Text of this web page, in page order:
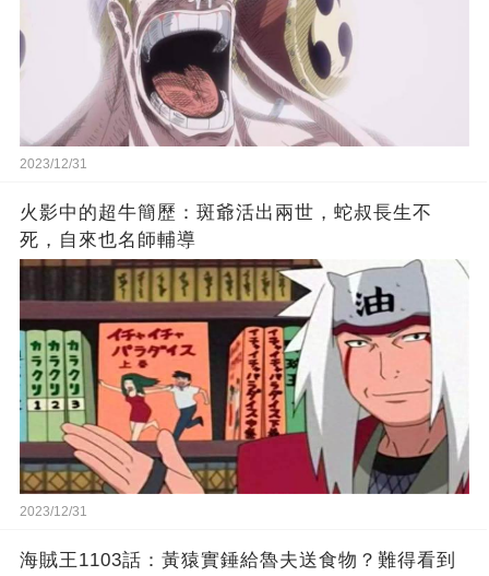
2023/12/31
火影中的超牛簡歷：斑爺活出兩世，蛇叔長生不
死，自來也名師輔導
2023/12/31
海賊王1103話：黃猿實錘給魯夫送食物？難得看到